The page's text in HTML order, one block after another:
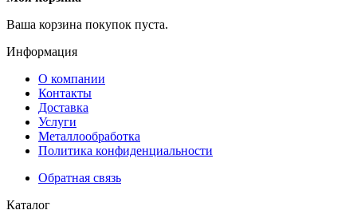
Ваша корзина покупок пуста.
Информация
О компании
Контакты
Доставка
Услуги
Металлообработка
Политика конфиденциальности
Обратная связь
Каталог